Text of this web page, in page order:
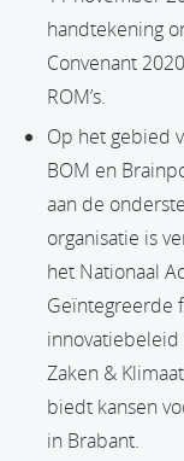
handtekening
Convenant
ROM’s.
Op het gebied
BOM en
aan de
organisatie is
het Nationaal
Geïntegreerde
innovatiebeleid
Zaken &
biedt kansen
in Brabant.